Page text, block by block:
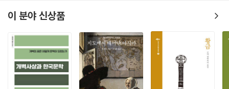
이 분야 신상품